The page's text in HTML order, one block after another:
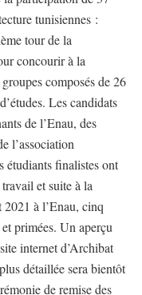
tunisiennes :
tour de la
concourir à la
composés de 26
Les candidats
de l’Enau, des
l’association
étudiants finalistes ont
et suite à la
à l’Enau, cinq
primées. Un aperçu
internet d’Archibat
détaillée sera bientôt
de remise des